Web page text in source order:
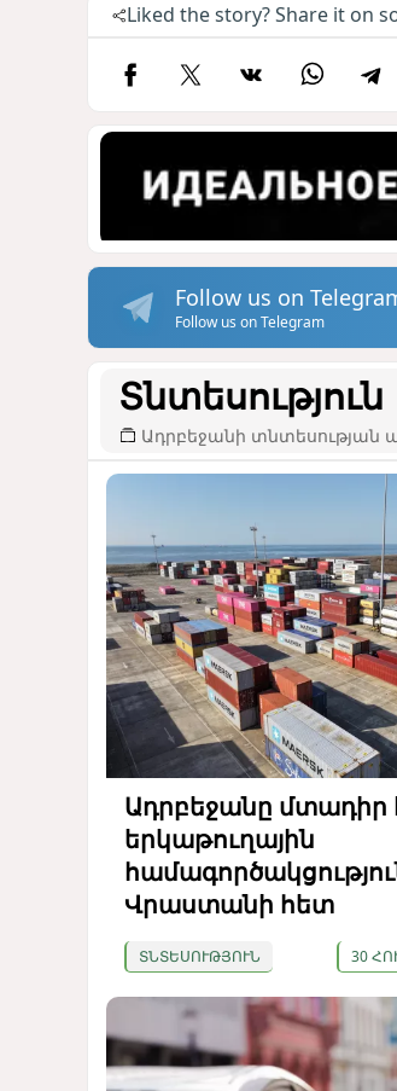
Liked the story? Share it on
Follow us on
Follow us on Telegram
Տնտեսություն
Ադրբեջանի տնտեսության
Ադրբեջանը մտադիր է
երկաթուղային
Վրաստանի հետ
ՏՆՏԵՍՈՒԹՅՈՒՆ 30